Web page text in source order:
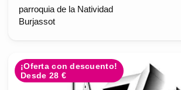
parroquia de la Natividad
Burjassot
¡Oferta con descuento!
Desde 28 €